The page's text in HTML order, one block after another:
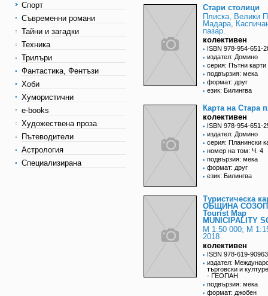
Спорт
Съвременни романи
Тайни и загадки
Техника
Трилъри
Фантастика, Фентъзи
Хоби
Хумористични
e-books
Художествена проза
Пътеводители
Астрология
Специализирана
Стари столици
Плиска, Велики
Мадара,
пазар.
колективен
ISBN 978-954-651-
издател: Домино
серия: Пътни карти
подвързия: мека
формат: друг
език: Билингва
Карта на Стара
колективен
ISBN 978-954-651-
издател: Домино
серия: Планински
номер на том: Ч. 4
подвързия: мека
формат: друг
език: Билингва
Туристическа
ОБЩИНА
Tourist Map
MUNICIPALITY
М 1:50 000; М
2018
колективен
ISBN 978-619-
издател:
търговски и
- ГЕОПАН
подвързия: мека
формат: джобен